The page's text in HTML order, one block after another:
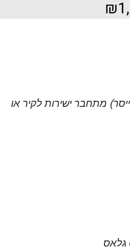
₪
מתחבר ישירות לקיר או
גלאס